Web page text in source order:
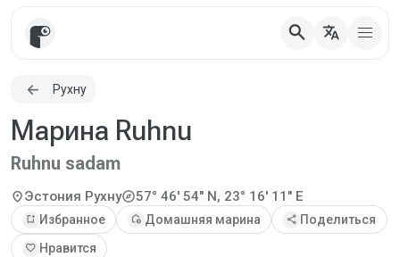
search translate
Рухну
Марина Ruhnu
Ruhnu sadam
location_onЭстония Рухнуexplore57° 46' 54" N, 23° 16' 11" E
bookmark_add Избранное add_home Домашняя марина share Поделиться
favorite Нравится